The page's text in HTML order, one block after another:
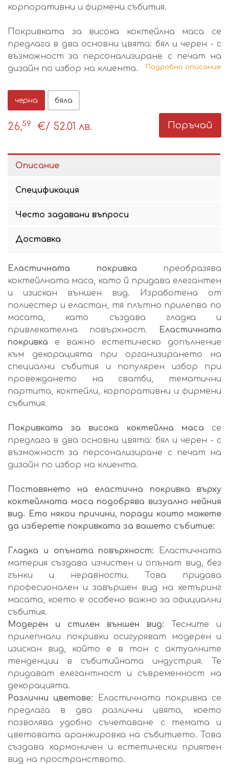
корпоративни и фирмени събития.
Покривката за висока коктейлна маса се
предлага в два основни цвята: бял и черен - с
възможност за персонализиране с печат на
дизайн по избор на клиента.
Подробно описание
черна бяла
26,59 €/ 52.01 лв. Поръчай
Описание
Спецификация
Често задавани въпроси
Доставка
Еластичната покривка преобразява
коктейлната маса, като й придава елегантен
и изискан външен вид. Изработена от
полиестер и еластан, тя плътно прилепва по
масата, като създава гладка и
привлекателна повърхност.
Еластичната
покривка е важно естетическо допълнение
към декорацията при организирането на
специални събития и популярен избор при
провеждането на сватби, тематични
партита, коктейли, корпоративни и фирмени
събития.
Покривката за висока коктейлна маса се
предлага в два основни цвята: бял и черен - с
възможност за персонализиране с печат на
дизайн по избор на клиента.
Поставянето на еластична покривка върху
коктейлната маса подобрява визуално нейния
вид. Ето някои причини, поради които можете
да изберете покривката за вашето събитие:
Гладка и опъната повърхност: Еластичната
материя създава изчистен и опънат вид, без
гънки и неравности. Това придава
професионален и завършен вид на кетъринг
масата, което е особено важно за официални
събития.
Модерен и стилен външен вид: Тесните и
прилепнали покривки осигуряват модерен и
изискан вид, който е в тон с актуалните
тенденции в събитийната индустрия. Те
придават елегантност и съвременност на
декорацията.
Различни цветове:
Еластичната покривка се
предлага в два различни цвята, което
позволява удобно съчетаване с темата и
цветовата аранжировка на събитието. Това
създава хармоничен и естетически приятен
вид на пространството.